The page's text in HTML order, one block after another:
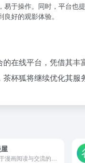
易于操作。同时，平台
好的观影体验。
在线平台，凭借其
杯狐将继续优化其服